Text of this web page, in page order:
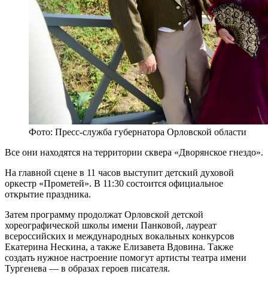
Фото: Пресс-служба губернатора Орловской области
Все они находятся на территории сквера «Дворянское гнездо».
На главной сцене в 11 часов выступит детский духовой
оркестр «Прометей». В 11:30 состоится официальное
открытие праздника.
Затем программу продолжат Орловской детской
хореографической школы имени Панковой, лауреат
всероссийских и международных вокальных конкурсов
Екатерина Нескина, а также Елизавета Вдовина. Также
создать нужное настроение помогут артисты театра имени
Тургенева — в образах героев писателя.